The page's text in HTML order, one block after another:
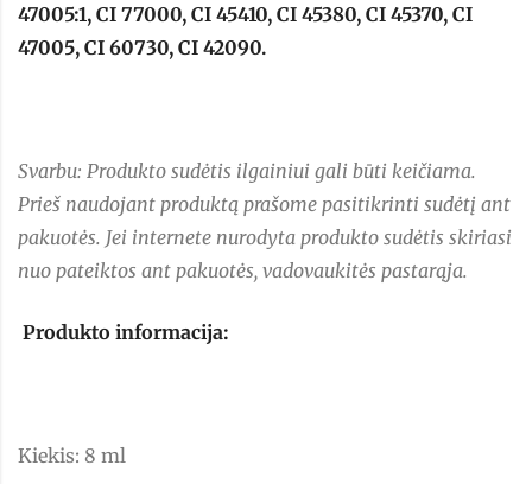
47005:1, CI 77000, CI 45410, CI 45380, CI 45370, CI
47005, CI 60730, CI 42090.
Svarbu: Produkto sudėtis ilgainiui gali būti keičiama.
Prieš naudojant produktą prašome pasitikrinti sudėtį ant
pakuotės. Jei internete nurodyta produkto sudėtis skiriasi
nuo pateiktos ant pakuotės, vadovaukitės pastarąja.
Produkto informacija:
Kiekis: 8 ml